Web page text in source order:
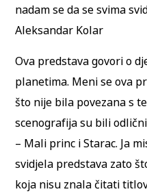
nadam se da se svima
Aleksandar Kolar
Ova predstava govori o
planetima. Meni se ova
što nije bila povezana s
scenografija su bili
– Mali princ i Starac. Ja
svidjela predstava zato
koja nisu znala čitati